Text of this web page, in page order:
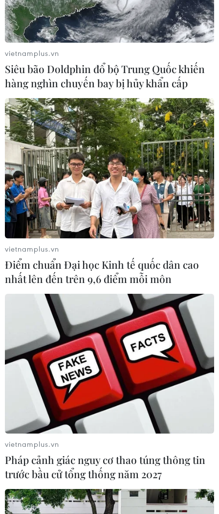
vietnamplus.vn
Siêu bão Doldphin đổ bộ Trung Quốc khiến
hàng nghìn chuyến bay bị hủy khẩn cấp
vietnamplus.vn
Điểm chuẩn Đại học Kinh tế quốc dân cao
nhất lên đến trên 9,6 điểm mỗi môn
vietnamplus.vn
Pháp cảnh giác nguy cơ thao túng thông tin
trước bầu cử tổng thống năm 2027